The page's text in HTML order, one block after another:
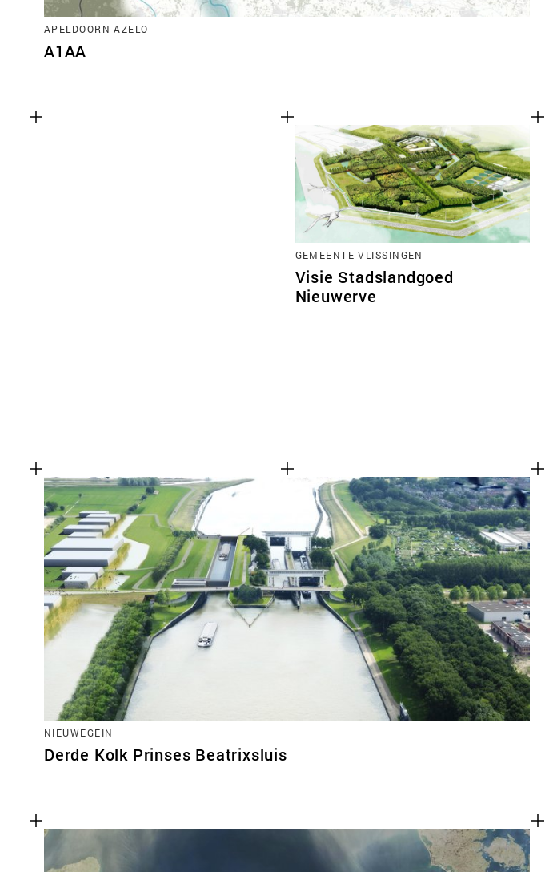
APELDOORN-AZELO
A1AA
GEMEENTE VLISSINGEN
Visie Stadslandgoed
Nieuwerve
NIEUWEGEIN
Derde Kolk Prinses Beatrixsluis